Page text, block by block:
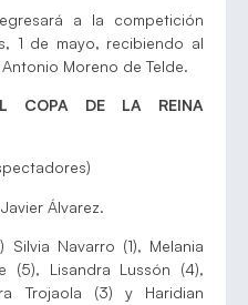
a la competición
1 de mayo, recibiendo al
Moreno de Telde.
COPA DE LA REINA
Álvarez.
Silvia Navarro (1), Melania
(5), Lisandra Lussón (4),
Trojaola (3) y Haridian